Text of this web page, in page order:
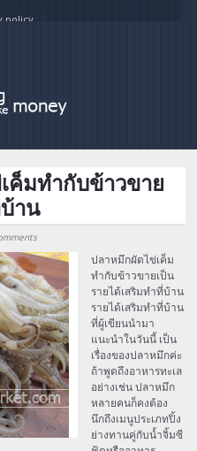
policy
ค็มทำกับข้าวขาย
าน
ปลาหมึกผัดไข่เค็ม
ทำกับข้าวขายเป็น
รายได้เสริมทำที่บ้าน
รายได้เสริมทำที่บ้าน
ที่ผู้เขียนนำมา
แนะนำในวันนี้ เป็น
เรื่องของปลาหมึกค่ะ
ถ้าพูดถึงอาหารทะเล
อย่างเช่น ปลาหมึก
หลายคนก็คงต้อง
นึกถึงเมนูประเภทปิ้ง
ย่างทานคู่กับน้ำจิ้มซี